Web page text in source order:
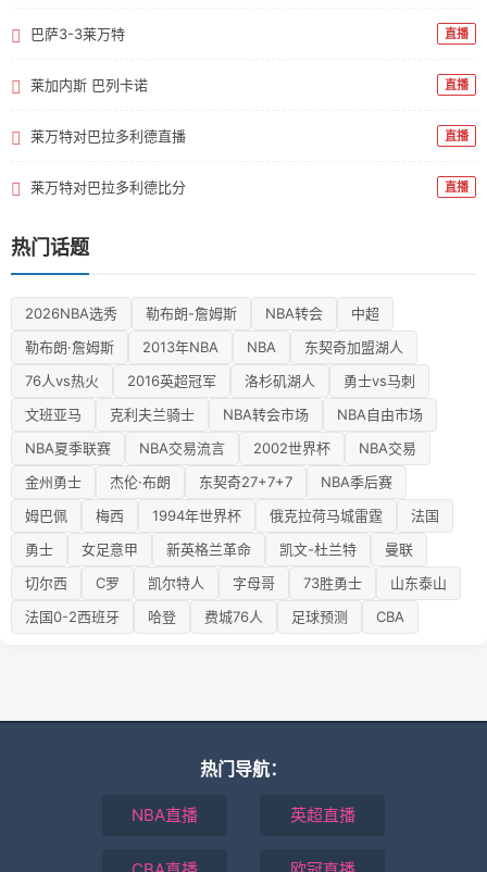
巴萨3-3莱万特 直播
莱加内斯 巴列卡诺 直播
莱万特对巴拉多利德直播 直播
莱万特对巴拉多利德比分 直播
热门话题
2026NBA选秀 勒布朗-詹姆斯 NBA转会
中超
勒布朗·詹姆斯
2013年NBA NBA
东契奇加盟湖人
76人vs热火
2016英超冠军 洛杉矶湖人
勇士vs马刺
文班亚马
克利夫兰骑士 NBA转会市场
NBA自由市场
NBA夏季联赛
NBA交易流言 2002世界杯
NBA交易
金州勇士
杰伦·布朗 东契奇27+7+7
NBA季后赛
姆巴佩
梅西 1994年世界杯 俄克拉荷马城雷霆
法国
勇士
女足意甲 新英格兰革命 凯文-杜兰特
曼联
切尔西
C罗 凯尔特人 字母哥 73胜勇士
山东泰山
法国0-2西班牙
哈登 费城76人 足球预测 CBA
热门导航：
NBA直播 英超直播